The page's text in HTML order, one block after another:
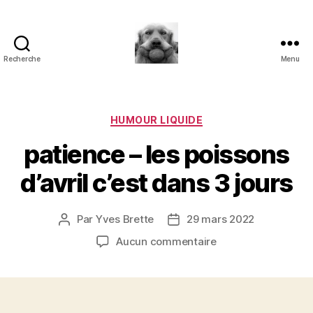
Recherche
paradoxe
fleur
Menu
Catégories
HUMOUR LIQUIDE
patience – les poissons
d’avril c’est dans 3 jours
Auteur
Par Yves Brette
Date29 mars 2022
Aucun commentairesur